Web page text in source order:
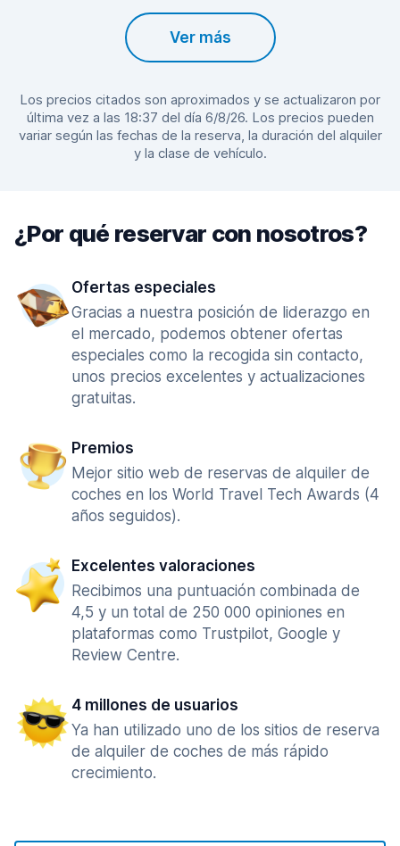
Ver más
Los precios citados son aproximados y se actualizaron por
última vez a las 18:37 del día 6/8/26. Los precios pueden
variar según las fechas de la reserva, la duración del alquiler
y la clase de vehículo.
¿Por qué reservar con nosotros?
Ofertas especiales
Gracias a nuestra posición de liderazgo en
el mercado, podemos obtener ofertas
especiales como la recogida sin contacto,
unos precios excelentes y actualizaciones
gratuitas.
Premios
Mejor sitio web de reservas de alquiler de
coches en los World Travel Tech Awards (4
años seguidos).
Excelentes valoraciones
Recibimos una puntuación combinada de
4,5 y un total de 250 000 opiniones en
plataformas como Trustpilot, Google y
Review Centre.
4 millones de usuarios
Ya han utilizado uno de los sitios de reserva
de alquiler de coches de más rápido
crecimiento.